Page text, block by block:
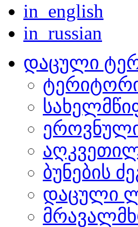
in_english
in_russian
დაცული
ბუნების
დაცული